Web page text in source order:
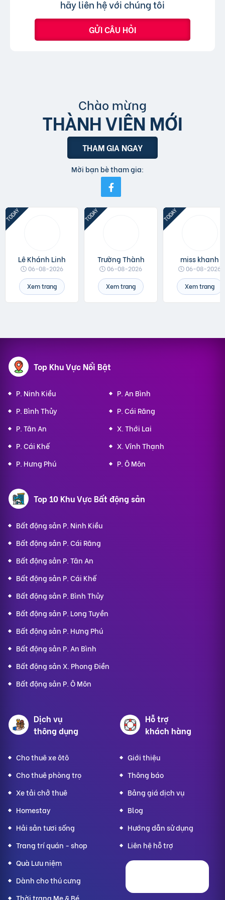
hãy liên hệ với chúng tôi
GỬI CÂU HỎI
Chào mừng
THÀNH VIÊN MỚI
THAM GIA NGAY
Mời bạn bè tham gia:
Lê Khánh Linh
06-08-2026
Xem trang
Trường Thành
06-08-2026
Xem trang
miss khanh
06-08-2026
Xem trang
Top Khu Vực Nổi Bật
P. Ninh Kiều
P. An Bình
P. Bình Thủy
P. Cái Răng
P. Tân An
X. Thới Lai
P. Cái Khế
X. Vĩnh Thạnh
P. Hưng Phú
P. Ô Môn
Top 10 Khu Vực Bất động sản
Bất động sản P. Ninh Kiều
Bất động sản P. Cái Răng
Bất động sản P. Tân An
Bất động sản P. Cái Khế
Bất động sản P. Bình Thủy
Bất động sản P. Long Tuyền
Bất động sản P. Hưng Phú
Bất động sản P. An Bình
Bất động sản X. Phong Điền
Bất động sản P. Ô Môn
Dịch vụ
thông dụng
Cho thuê xe ôtô
Cho thuê phòng trọ
Xe tải chở thuê
Homestay
Hải sản tươi sống
Trang trí quán - shop
Quà Lưu niệm
Dành cho thú cưng
Hỗ trợ
khách hàng
Giới thiệu
Thông báo
Bảng giá dịch vụ
Blog
Hướng dẫn sử dụng
Liên hệ hỗ trợ